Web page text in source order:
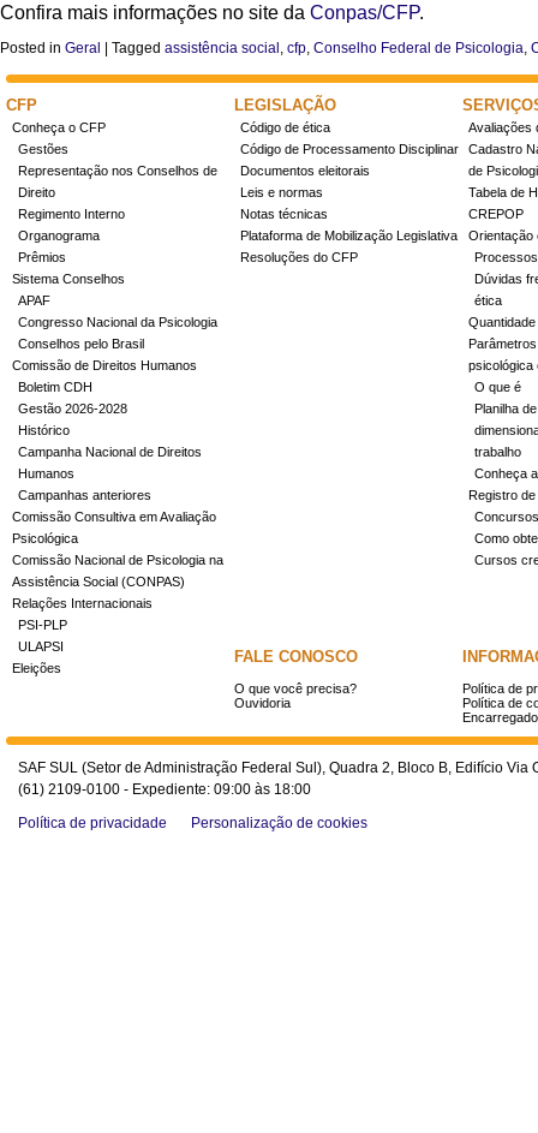
Confira mais informações no site da Conpas/CFP.
Posted in Geral Tagged assistência social , cfp, Conselho Federal de Psicologia,
CFP
Conheça o CFP
Gestões
Representação nos Conselhos de
Direito
Regimento Interno
Organograma
Prêmios
Sistema Conselhos
APAF
Congresso Nacional da Psicologia
Conselhos pelo Brasil
Comissão de Direitos Humanos
Boletim CDH
Gestão 2026-2028
Histórico
Campanha Nacional de Direitos
Humanos
Campanhas anteriores
Comissão Consultiva em Avaliação
Psicológica
Comissão Nacional de Psicologia na
Assistência Social (CONPAS)
Relações Internacionais
PSI-PLP
ULAPSI
Eleições
LEGISLAÇÃO
Código de ética
Código de Processamento Disciplinar
Documentos eleitorais
Leis e normas
Notas técnicas
Plataforma de Mobilização Legislativa
Resoluções do CFP
Avaliações
Cadastro
de
Tabela de
CREPOP
Orientação
Dúvidas
ética
psicológica
O que é
Planilha
trabalho
Conheça
Registro
Concursos
Como
Cursos
FALE CONOSCO
O que você precisa?
Ouvidoria
Política de
Política de
SAF SUL (Setor de Administração Federal Sul), Quadra 2, Bloco B, Edifício
(61) 2109-0100 - Expediente: 09:00 às 18:00
Política de privacidade
Personalização de cookies